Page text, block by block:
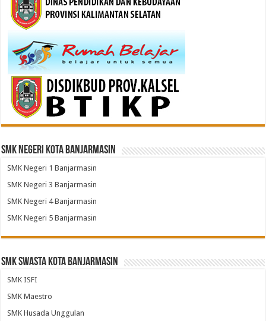
SMK Negeri Kota Banjarmasin
SMK Negeri 1 Banjarmasin
SMK Negeri 3 Banjarmasin
SMK Negeri 4 Banjarmasin
SMK Negeri 5 Banjarmasin
SMK Swasta Kota Banjarmasin
SMK ISFI
SMK Maestro
SMK Husada Unggulan